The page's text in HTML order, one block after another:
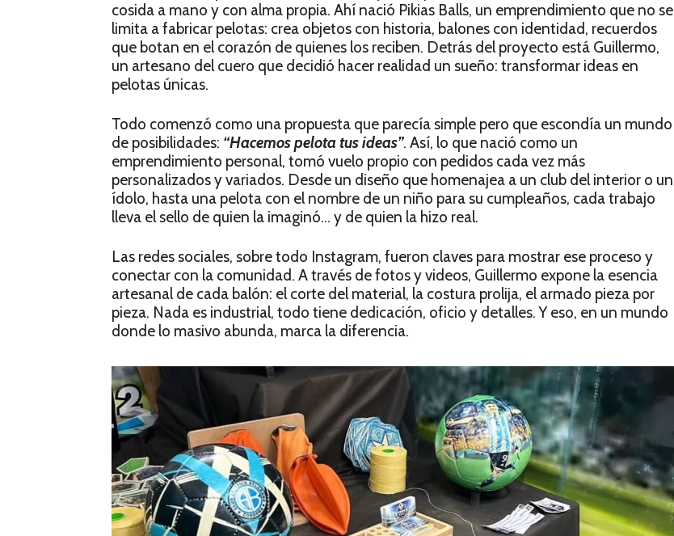
cosida a mano y con alma propia. Ahí nació Pikias Balls, un emprendimiento que no se
limita a fabricar pelotas: crea objetos con historia, balones con identidad, recuerdos
que botan en el corazón de quienes los reciben. Detrás del proyecto está Guillermo,
un artesano del cuero que decidió hacer realidad un sueño: transformar ideas en
pelotas únicas.
Todo comenzó como una propuesta que parecía simple pero que escondía un mundo
de posibilidades: “Hacemos pelota tus ideas”. Así, lo que nació como un
emprendimiento personal, tomó vuelo propio con pedidos cada vez más
personalizados y variados. Desde un diseño que homenajea a un club del interior o un
ídolo, hasta una pelota con el nombre de un niño para su cumpleaños, cada trabajo
lleva el sello de quien la imaginó… y de quien la hizo real.
Las redes sociales, sobre todo Instagram, fueron claves para mostrar ese proceso y
conectar con la comunidad. A través de fotos y videos, Guillermo expone la esencia
artesanal de cada balón: el corte del material, la costura prolija, el armado pieza por
pieza. Nada es industrial, todo tiene dedicación, oficio y detalles. Y eso, en un mundo
donde lo masivo abunda, marca la diferencia.